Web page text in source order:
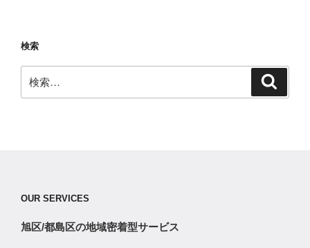
検索
索:
OUR SERVICES
旭区/都島区の地域密着型サービス